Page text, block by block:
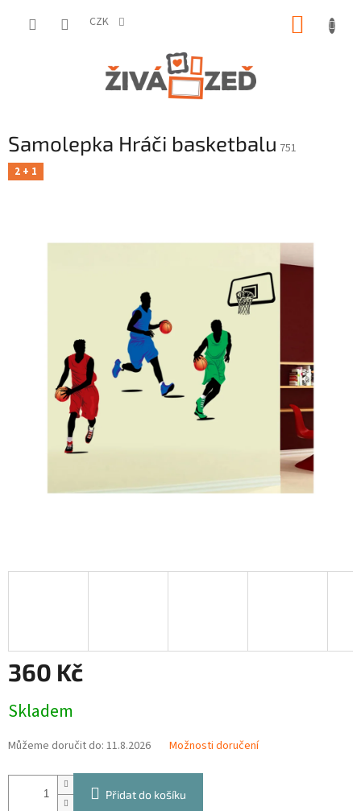
CZK
Samolepka Hráči basketbalu 751
2 + 1
360 Kč
cena:
Skladem
Můžeme doručit do: 11.8.2026 Možnosti doručení
Přidat do košíku